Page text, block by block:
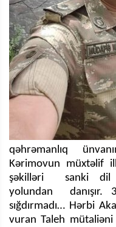
qəhrəmanlıq
Kərimovun müxtəlif
şəkilləri sanki dil
yolundan
sığdırmadı… Hərbi
vuran Taleh mütaliəni